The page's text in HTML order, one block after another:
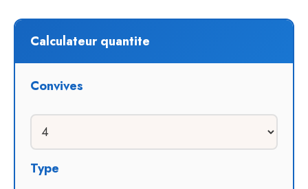
Calculateur quantite
Convives
Type